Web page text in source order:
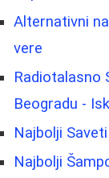
Alternativni
vere
Radiotalasno
Beogradu -
Najbolji
Najbolji